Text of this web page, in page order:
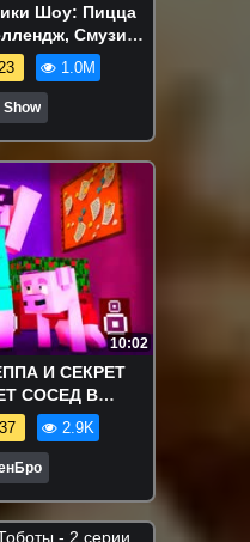
Шоу: Пицца
Смузи
БАССЕЙН
/ Вики Шоу
1.0M
Show
10:02
И СЕКРЕТ
СОСЕД В
IN
2.9K